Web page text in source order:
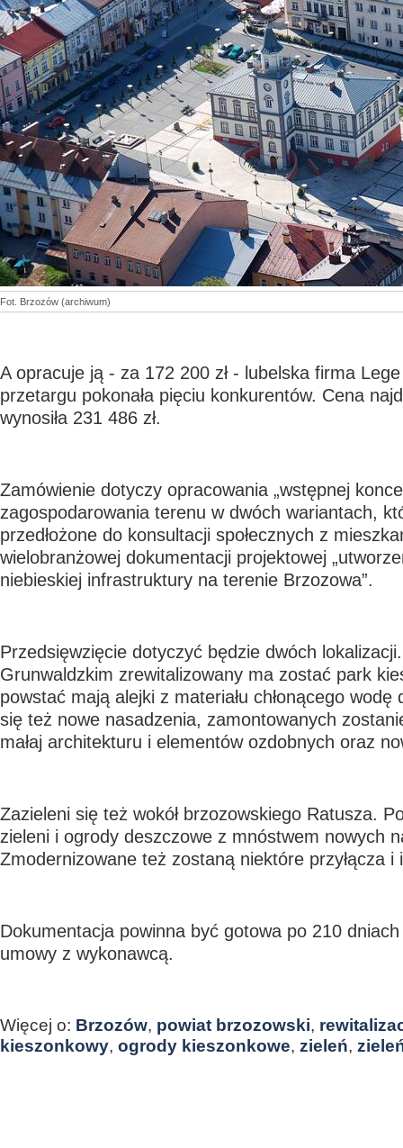
Fot. Brzozów (archiwum)
A opracuje ją - za 172 200 zł - lubelska firma
przetargu pokonała pięciu konkurentów. Cena
wynosiła 231 486 zł.
Zamówienie dotyczy opracowania „wstępnej
zagospodarowania terenu w dwóch wariantach,
przedłożone do konsultacji społecznych z
wielobranżowej dokumentacji projektowej
niebieskiej infrastruktury na terenie Brzozowa”.
Przedsięwzięcie dotyczyć będzie dwóch
Grunwaldzkim zrewitalizowany ma zostać park
powstać mają alejki z materiału chłonącego wodę
się też nowe nasadzenia, zamontowanych
małaj architekturu i elementów ozdobnych oraz
Zazieleni się też wokół brzozowskiego Ratusza.
zieleni i ogrody deszczowe z mnóstwem nowych
Zmodernizowane też zostaną niektóre przyłącza i
Dokumentacja powinna być gotowa po 210
umowy z wykonawcą.
Więcej o: Brzozów, powiat brzozowski,
kieszonkowy, ogrody kieszonkowe, zieleń,